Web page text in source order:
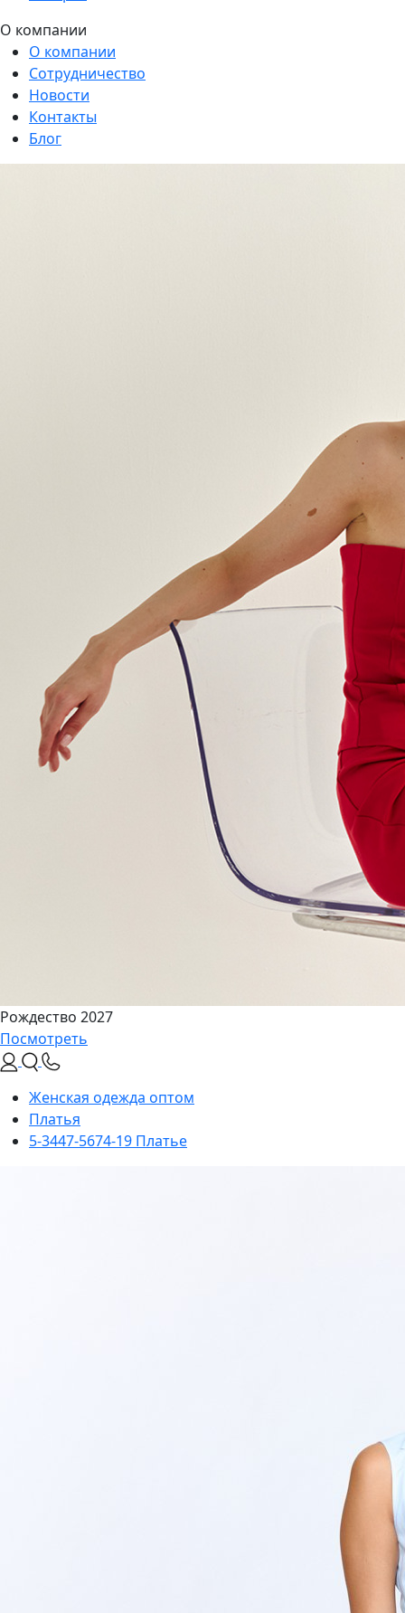
О компании
О компании
Сотрудничество
Новости
Контакты
Блог
Рождество 2027
Посмотреть
Женская одежда оптом
Платья
5-3447-5674-19 Платье